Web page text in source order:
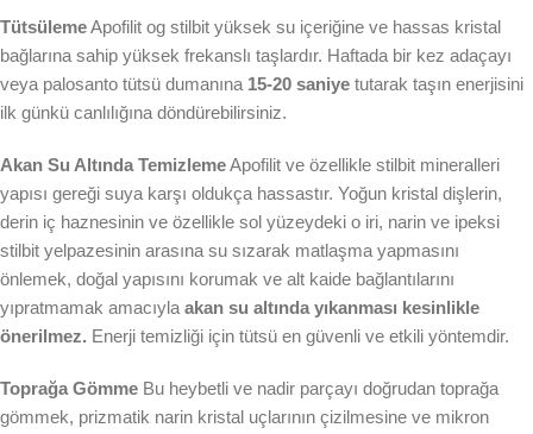
TütsülemeApofilit og stilbit yüksek su içeriğine ve hassas kristal
bağlarına sahip yüksek frekanslı taşlardır. Haftada bir kez adaçayı
veya palosanto tütsü dumanına 15-20 saniye tutarak taşın enerjisini
ilk günkü canlılığına döndürebilirsiniz.
Akan Su Altında TemizlemeApofilit ve özellikle stilbit mineralleri
yapısı gereği suya karşı oldukça hassastır. Yoğun kristal dişlerin,
derin iç haznesinin ve özellikle sol yüzeydeki o iri, narin ve ipeksi
stilbit yelpazesinin arasına su sızarak matlaşma yapmasını
önlemek, doğal yapısını korumak ve alt kaide bağlantılarını
yıpratmamak amacıyla akan su altında yıkanması kesinlikle
önerilmez. Enerji temizliği için tütsü en güvenli ve etkili yöntemdir.
Toprağa Gömme Bu heybetli ve nadir parçayı doğrudan toprağa
gömmek, prizmatik narin kristal uçlarının çizilmesine ve mikron